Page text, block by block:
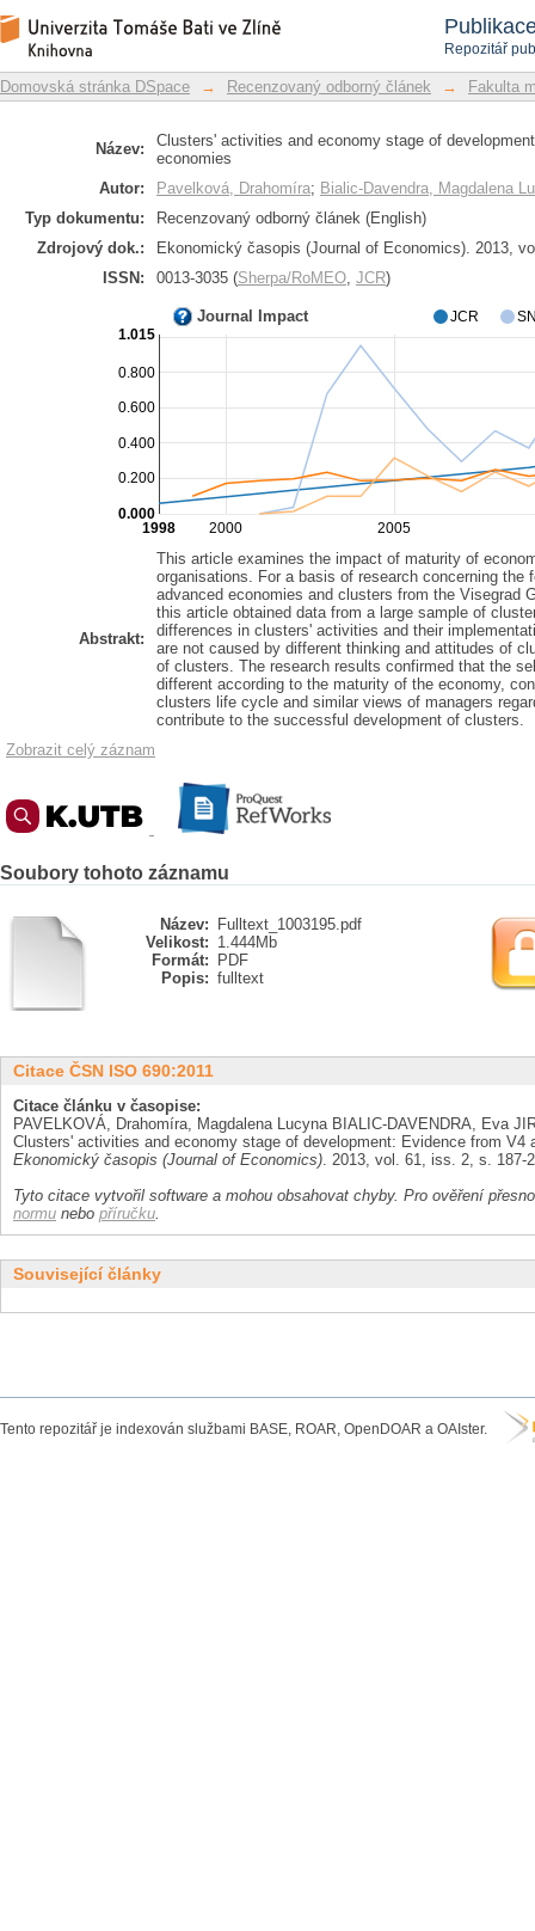
Repozitář
Clusters' activities and economy
advanced economies
Repozitář DSpace/Manakin
Domovská stránka DSpace → Recenzovaný odborný článek → Fakulta
Název:
Clusters' activities and economy stage of
economies
Autor:
Pavelková, Drahomíra; Bialic-Davendra, Magdalena
Typ dokumentu:
Recenzovaný odborný článek (English)
Zdrojový dok.:
Ekonomický časopis (Journal of Economics). 2013,
ISSN:
0013-3035 (Sherpa/RoMEO, JCR)
Journal Impact
2000 2005
1998
0.200
0.400
0.600
0.800
0.000
1.015
JCR
Abstrakt:
This article examines the impact of maturity of
organisations. For a basis of research concerning
advanced economies and clusters from the Visegrad
this article obtained data from a large sample of
differences in clusters' activities and their
are not caused by different thinking and attitudes of
of clusters. The research results confirmed that the
different according to the maturity of the economy,
clusters life cycle and similar views of managers
contribute to the successful development of clusters.
Zobrazit celý záznam
Soubory tohoto záznamu
Název:
Fulltext_1003195.pdf
Velikost: 1.444Mb
Formát:
PDF
Popis: fulltext
Citace ČSN ISO 690:2011
Citace článku v časopise:
PAVELKOVÁ, Drahomíra, Magdalena Lucyna BIALIC-DAVENDRA, Eva
Clusters' activities and economy stage of development: Evidence from V4
Ekonomický časopis (Journal of Economics). 2013, vol. 61, iss. 2, s. 187-
Tyto citace vytvořil software a mohou obsahovat chyby. Pro ověření
normu nebo příručku.
Související články
Tento repozitář je indexován službami BASE, ROAR, OpenDOAR a OAIster.